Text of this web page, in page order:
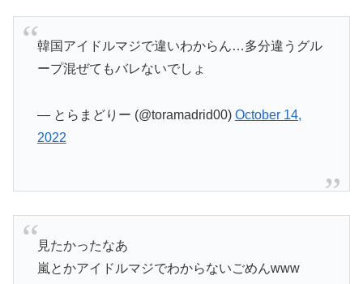
韓国アイドルマジで違いわからん…多分違うグル
ープ混ぜてもバレないでしょ
— とらまどりー (@toramadrid00) October 14,
2022
見たかったなあ
嵐とかアイドルマジでわからないごめんwww